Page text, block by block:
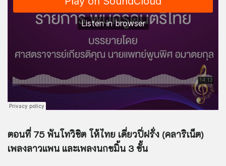
ตอนที่ 75 พันโทวิชิต โห้ไทย เดี่ยวปี่ฝรั่ง (คลาริเน็ต)
เพลงลาวแพน และเพลงนกขมิ้น 3 ชั้น